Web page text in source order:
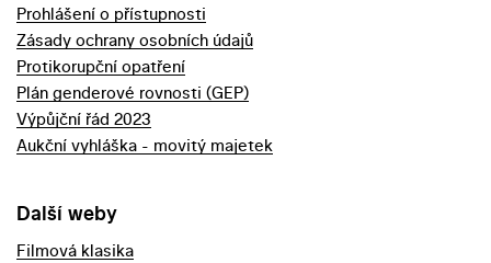
Prohlášení o přístupnosti
Zásady ochrany osobních údajů
Protikorupční opatření
Plán genderové rovnosti (GEP)
Výpůjční řád 2023
Aukční vyhláška - movitý majetek
Další weby
Filmová klasika